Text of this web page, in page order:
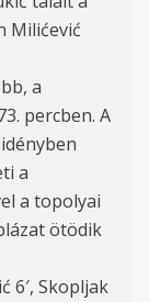
Milićević
a
percben. A
a
a topolyai
ötödik
6′, Skopljak